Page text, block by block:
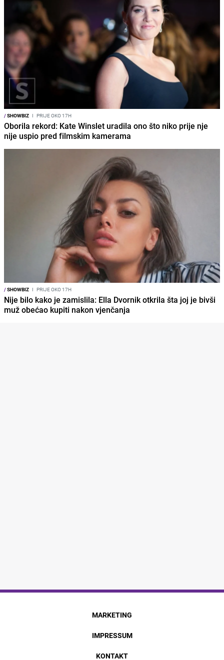
/SHOWBIZ I PRIJE OKO 17H
Oborila rekord: Kate Winslet uradila ono što niko prije nje
nije uspio pred filmskim kamerama
/SHOWBIZ I PRIJE OKO 17H
Nije bilo kako je zamislila: Ella Dvornik otkrila šta joj je bivši
muž obećao kupiti nakon vjenčanja
MARKETING
IMPRESSUM
KONTAKT